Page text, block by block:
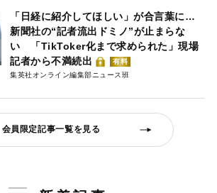
「日経に紹介してほしい」が合言葉に…
新聞社の“記者流出ドミノ”が止まらな
い 「TikToker化まで求められた」現場
記者から不満続出
有料
集英社オンライン編集部ニュース班
会員限定記事一覧を見る